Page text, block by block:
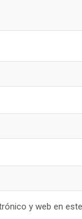
y web en